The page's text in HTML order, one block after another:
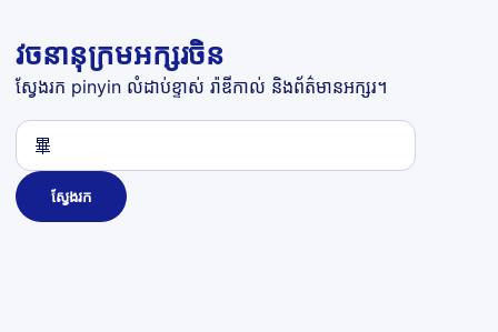
វចនានុក្រមអក្សរចិន
ស្វែងរក pinyin លំដាប់ខ្ទាស់ រ៉ាឌីកាល់ និងព័ត៌មានអក្សរ។
ស្វែងរក